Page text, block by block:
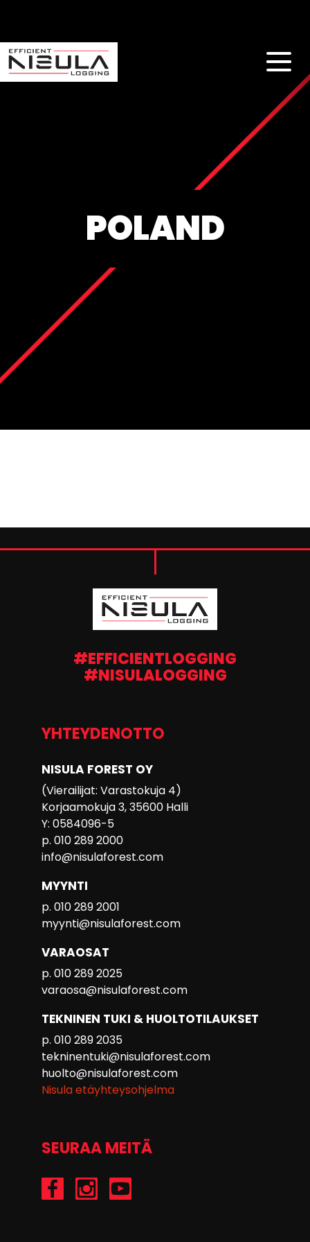
POLAND
#EFFICIENTLOGGING
#NISULALOGGING
YHTEYDENOTTO
NISULA FOREST OY
(Vierailijat: Varastokuja 4)
Korjaamokuja 3, 35600 Halli
Y: 0584096-5
p. 010 289 2000
info@nisulaforest.com
MYYNTI
p. 010 289 2001
myynti@nisulaforest.com
VARAOSAT
p. 010 289 2025
varaosa@nisulaforest.com
TEKNINEN TUKI & HUOLTOTILAUKSET
p. 010 289 2035
tekninentuki@nisulaforest.com
huolto@nisulaforest.com
Nisula etäyhteysohjelma
SEURAA MEITÄ
/Nisulaforest@nisulaforest